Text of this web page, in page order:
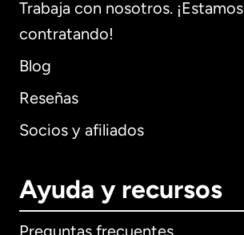
Trabaja con nosotros. ¡Estamos
contratando!
Blog
Reseñas
Socios y afiliados
Ayuda y recursos